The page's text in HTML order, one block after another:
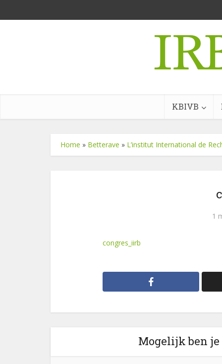
KBIVB
Home » Betterave » L’institut International de
1
congres_iirb
Mogelijk ben